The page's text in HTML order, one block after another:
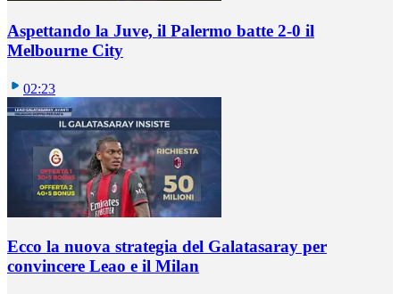
Aspettando la Juve, il Palermo batte 2-0 il
Melbourne City
02:23
Ecco la nuova strategia del Galatasaray per
convincere Leao e il Milan